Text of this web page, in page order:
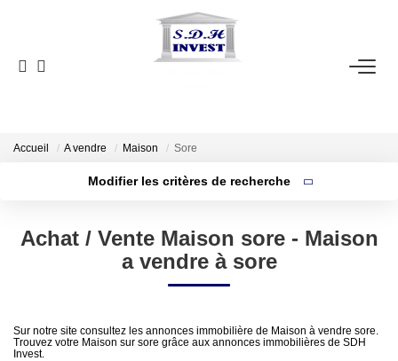
ACCUEIL
NOTRE AGENCE
NOS OUTILS
EN
Accueil A vendre Maison Sore
Modifier les critères de recherche
Surface min
Achat / Vente Maison sore - Maison
a vendre à sore
Sur notre site consultez les annonces immobilière de Maison à vendre sore.
Trouvez votre Maison sur sore grâce aux annonces immobilières de SDH
Invest.